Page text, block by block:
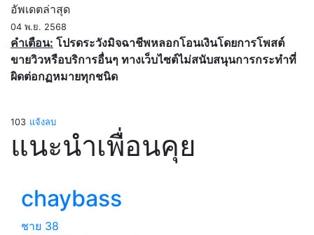
อัพเดตล่าสุด
04 พ.ย. 2568
คำเตือน: โปรดระวังมิจฉาชีพหลอกโอนเงินโดยการโพสต์
ขายวิวหรือบริการอื่นๆ ทางเว็บไซต์ไม่สนับสนุนการกระทำที่
ผิดต่อกฏหมายทุกชนิด
103 แจ้งลบ
แนะนำเพื่อนคุย
chaybass
ชาย 38